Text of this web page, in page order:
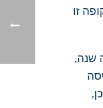
זו
האשכנזי הראשון של ארץ ישראל (1921). באותה שנה,